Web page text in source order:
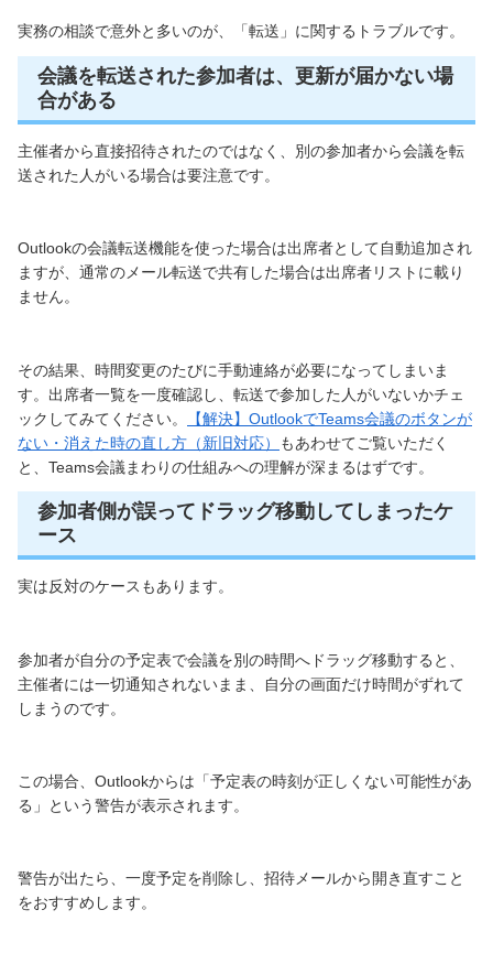
実務の相談で意外と多いのが、「転送」に関するトラブルです。
会議を転送された参加者は、更新が届かない場
合がある
主催者から直接招待されたのではなく、別の参加者から会議を転
送された人がいる場合は要注意です。
Outlookの会議転送機能を使った場合は出席者として自動追加され
ますが、通常のメール転送で共有した場合は出席者リストに載り
ません。
その結果、時間変更のたびに手動連絡が必要になってしまいま
す。出席者一覧を一度確認し、転送で参加した人がいないかチェ
ックしてみてください。
【解決】OutlookでTeams会議のボタンが
ない・消えた時の直し方（新旧対応）
もあわせてご覧いただく
と、Teams会議まわりの仕組みへの理解が深まるはずです。
参加者側が誤ってドラッグ移動してしまったケ
ース
実は反対のケースもあります。
参加者が自分の予定表で会議を別の時間へドラッグ移動すると、
主催者には一切通知されないまま、自分の画面だけ時間がずれて
しまうのです。
この場合、Outlookからは「予定表の時刻が正しくない可能性があ
る」という警告が表示されます。
警告が出たら、一度予定を削除し、招待メールから開き直すこと
をおすすめします。